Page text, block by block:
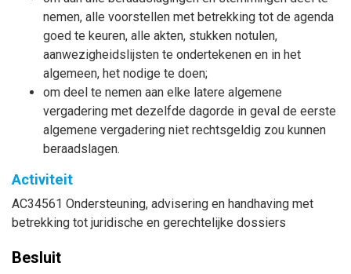
nemen, alle voorstellen met betrekking tot de agenda
goed te keuren, alle akten, stukken notulen,
aanwezigheidslijsten te ondertekenen en in het
algemeen, het nodige te doen;
om deel te nemen aan elke latere algemene
vergadering met dezelfde dagorde in geval de eerste
algemene vergadering niet rechtsgeldig zou kunnen
beraadslagen.
Activiteit
AC34561 Ondersteuning, advisering en handhaving met
betrekking tot juridische en gerechtelijke dossiers
Besluit